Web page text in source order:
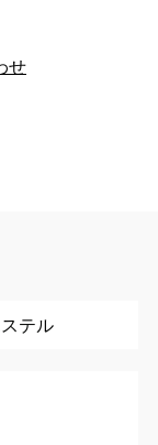
せ
テル